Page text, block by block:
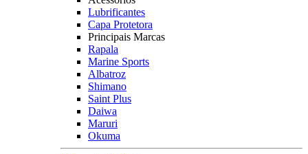
Lubrificantes
Capa Protetora
Principais Marcas
Rapala
Marine Sports
Albatroz
Shimano
Saint Plus
Daiwa
Maruri
Okuma